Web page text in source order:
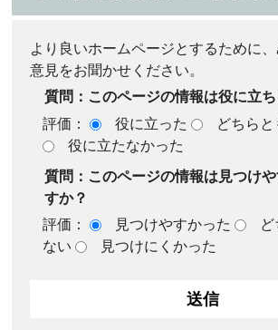
より良いホームページとするために
意見をお聞かせください。
質問：このページの情報は役に立
評価：
役に立った
どちら
役に立たなかった
質問：このページの情報は見つけ
すか？
評価：
見つけやすかった
ど
ない
見つけにくかった